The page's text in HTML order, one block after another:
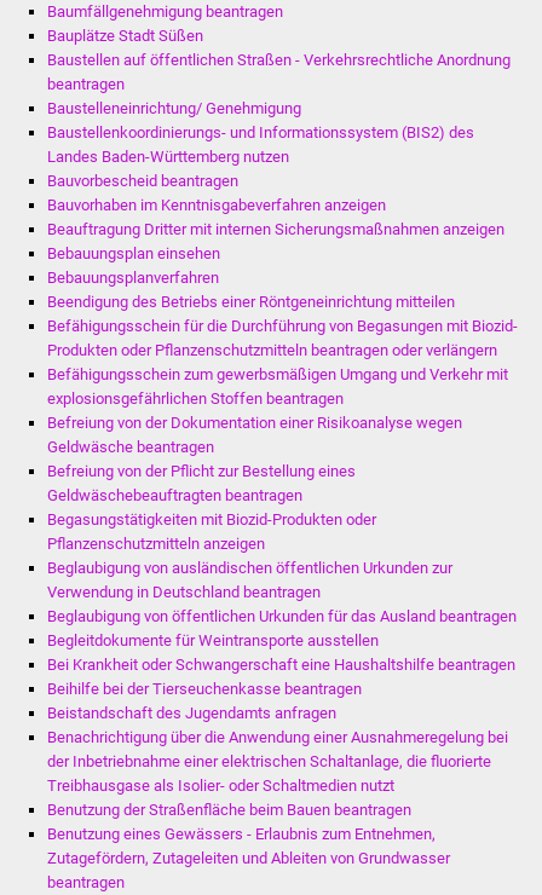
Baumfällgenehmigung beantragen
Bauplätze Stadt Süßen
Baustellen auf öffentlichen Straßen - Verkehrsrechtliche Anordnung
beantragen
Baustelleneinrichtung/ Genehmigung
Baustellenkoordinierungs- und Informationssystem (BIS2) des
Landes Baden-Württemberg nutzen
Bauvorbescheid beantragen
Bauvorhaben im Kenntnisgabeverfahren anzeigen
Beauftragung Dritter mit internen Sicherungsmaßnahmen anzeigen
Bebauungsplan einsehen
Bebauungsplanverfahren
Beendigung des Betriebs einer Röntgeneinrichtung mitteilen
Befähigungsschein für die Durchführung von Begasungen mit Biozid-
Produkten oder Pflanzenschutzmitteln beantragen oder verlängern
Befähigungsschein zum gewerbsmäßigen Umgang und Verkehr mit
explosionsgefährlichen Stoffen beantragen
Befreiung von der Dokumentation einer Risikoanalyse wegen
Geldwäsche beantragen
Befreiung von der Pflicht zur Bestellung eines
Geldwäschebeauftragten beantragen
Begasungstätigkeiten mit Biozid-Produkten oder
Pflanzenschutzmitteln anzeigen
Beglaubigung von ausländischen öffentlichen Urkunden zur
Verwendung in Deutschland beantragen
Beglaubigung von öffentlichen Urkunden für das Ausland beantragen
Begleitdokumente für Weintransporte ausstellen
Bei Krankheit oder Schwangerschaft eine Haushaltshilfe beantragen
Beihilfe bei der Tierseuchenkasse beantragen
Beistandschaft des Jugendamts anfragen
Benachrichtigung über die Anwendung einer Ausnahmeregelung bei
der Inbetriebnahme einer elektrischen Schaltanlage, die fluorierte
Treibhausgase als Isolier- oder Schaltmedien nutzt
Benutzung der Straßenfläche beim Bauen beantragen
Benutzung eines Gewässers - Erlaubnis zum Entnehmen,
Zutagefördern, Zutageleiten und Ableiten von Grundwasser
beantragen